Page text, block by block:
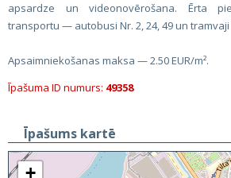
apsardze un videonovērošana. Ērta
transportu — autobusi Nr. 2, 24, 49 un tramvaji
Apsaimniekošanas maksa — 2.50 EUR/m².
Īpašuma ID numurs: 49358
Īpašums kartē
+